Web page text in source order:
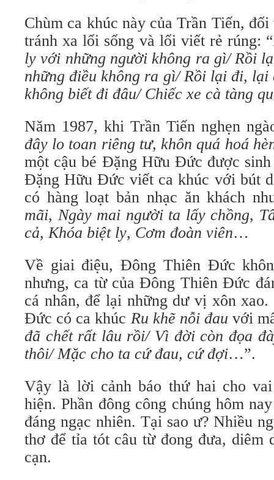
Chùm ca khúc này của Trần Tiến,
tránh xa lối sống và lối viết rẻ rúng: “
ly với những người không ra gì/ Rồi
những điều không ra gì/ Rồi lại đi,
không biết đi đâu/ Chiếc xe cà tàng
Năm 1987, khi Trần Tiến nghẹn
đây lo toan riêng tư, khôn quá hoá
một cậu bé Đặng Hữu Đức được
Đặng Hữu Đức viết ca khúc với bút
có hàng loạt bản nhạc ăn khách
mãi, Ngày mai người ta lấy chồng,
cả,Khóa biệt ly, Cơm đoàn viên…
Về giai điệu, Đông Thiên Đức
nhưng, ca từ của Đông Thiên Đức
cá nhân, để lại những dư vị xôn
Đức có ca khúc Ru khẽ nỗi đau với
đã chết rất lâu rồi/ Vì đời còn đọa
thôi/ Mặc cho ta cứ đau, cứ đợi…”.
Vậy là lời cảnh báo thứ hai cho
hiện. Phần đông công chúng hôm
đáng ngạc nhiên. Tại sao ư? Nhiều
thơ để tỉa tót câu từ đong đưa, diêm
cạn.